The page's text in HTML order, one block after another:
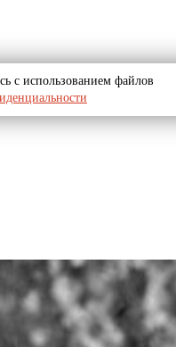
с использованием файлов